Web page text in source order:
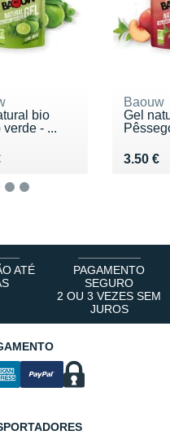
bio
verde - ...
3.50 €
Baouw
Gel
3.50 €
Vendu
ATÉ
PAGAMENTO
SEGURO
2 OU 3 VEZES SEM
JUROS